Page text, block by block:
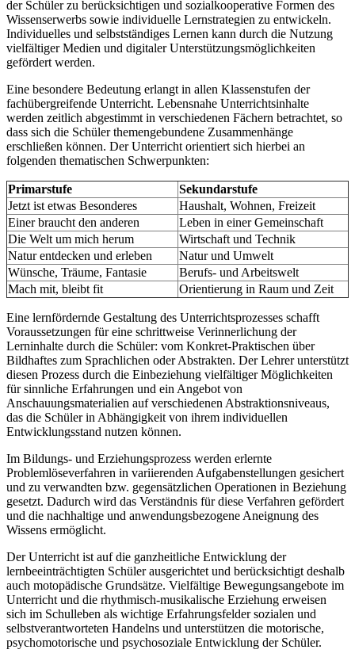
der Schüler zu berücksichtigen und sozialkooperative Formen des
Wissenserwerbs sowie individuelle Lernstrategien zu entwickeln.
Individuelles und selbstständiges Lernen kann durch die Nutzung
vielfältiger Medien und digitaler Unterstützungsmöglichkeiten
gefördert werden.
Eine besondere Bedeutung erlangt in allen Klassenstufen der
fachübergreifende Unterricht. Lebensnahe Unterrichtsinhalte
werden zeitlich abgestimmt in verschiedenen Fächern betrachtet, so
dass sich die Schüler themengebundene Zusammenhänge
erschließen können. Der Unterricht orientiert sich hierbei an
folgenden thematischen Schwerpunkten:
Primarstufe
Sekundarstufe
Jetzt ist etwas Besonderes
Haushalt, Wohnen, Freizeit
Einer braucht den anderen
Leben in einer Gemeinschaft
Die Welt um mich herum
Wirtschaft und Technik
Natur entdecken und erleben
Natur und Umwelt
Wünsche, Träume, Fantasie
Berufs- und Arbeitswelt
Mach mit, bleibt fit
Orientierung in Raum und Zeit
Eine lernfördernde Gestaltung des Unterrichtsprozesses schafft
Voraussetzungen für eine schrittweise Verinnerlichung der
Lerninhalte durch die Schüler: vom Konkret-Praktischen über
Bildhaftes zum Sprachlichen oder Abstrakten. Der Lehrer unterstützt
diesen Prozess durch die Einbeziehung vielfältiger Möglichkeiten
für sinnliche Erfahrungen und ein Angebot von
Anschauungsmaterialien auf verschiedenen Abstraktionsniveaus,
das die Schüler in Abhängigkeit von ihrem individuellen
Entwicklungsstand nutzen können.
Im Bildungs- und Erziehungsprozess werden erlernte
Problemlöseverfahren in variierenden Aufgabenstellungen gesichert
und zu verwandten bzw. gegensätzlichen Operationen in Beziehung
gesetzt. Dadurch wird das Verständnis für diese Verfahren gefördert
und die nachhaltige und anwendungsbezogene Aneignung des
Wissens ermöglicht.
Der Unterricht ist auf die ganzheitliche Entwicklung der
lernbeeinträchtigten Schüler ausgerichtet und berücksichtigt deshalb
auch motopädische Grundsätze. Vielfältige Bewegungsangebote im
Unterricht und die rhythmisch-musikalische Erziehung erweisen
sich im Schulleben als wichtige Erfahrungsfelder sozialen und
selbstverantworteten Handelns und unterstützen die motorische,
psychomotorische und psychosoziale Entwicklung der Schüler.